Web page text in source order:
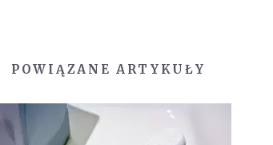
POWIĄZANE ARTYKUŁY